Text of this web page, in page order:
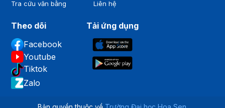
Sổ tay sinh viên
Tra cứu văn bằng
Thư viện
Liên hệ
Theo dõi
Facebook
Tiktok
Tải ứng dụng